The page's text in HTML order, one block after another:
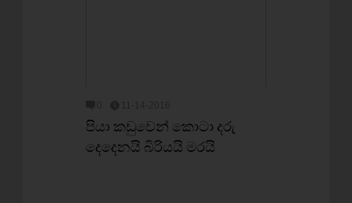
පියා කඩුවෙන් කොටා දරු
දෙදෙනයි බිරියයි මරයි